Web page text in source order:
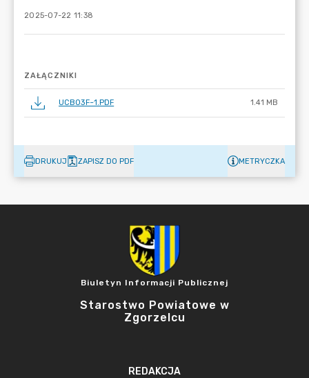
2025-07-22 11:38
ZAŁĄCZNIKI
UCB03F~1.PDF 1.41 MB
DRUKUJ ZAPISZ DO PDF METRYCZKA
Biuletyn Informacji Publicznej
Starostwo Powiatowe w
Zgorzelcu
REDAKCJA